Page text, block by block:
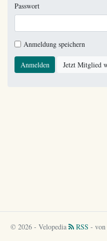
Passwort
Anmeldung speichern
Anmelden Jetzt Mitglied
© 2026 - Velopedia RSS - von